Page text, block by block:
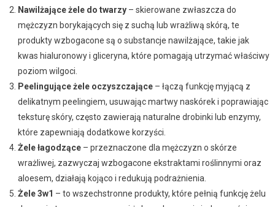
Nawilżające żele do twarzy– skierowane zwłaszcza do
mężczyzn borykających się z suchą lub wrażliwą skórą, te
produkty wzbogacone są o substancje nawilżające, takie jak
kwas hialuronowy i gliceryna, które pomagają utrzymać właściwy
poziom wilgoci.
Peelingujące żele oczyszczające– łączą funkcję myjącą z
delikatnym peelingiem, usuwając martwy naskórek i poprawiając
teksturę skóry, często zawierają naturalne drobinki lub enzymy,
które zapewniają dodatkowe korzyści.
Żele łagodzące– przeznaczone dla mężczyzn o skórze
wrażliwej, zazwyczaj wzbogacone ekstraktami roślinnymi oraz
aloesem, działają kojąco i redukują podrażnienia.
Żele 3w1 – to wszechstronne produkty, które pełnią funkcję żelu